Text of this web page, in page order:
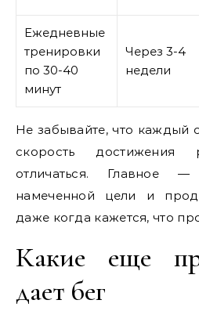
Ежедневные
тренировки
по 30-40
минут
Через 3-4
недели
Не забывайте, что каждый
скорость достижения
отличаться. Главное
намеченной цели и
даже когда кажется, что
Какие еще
дает бег